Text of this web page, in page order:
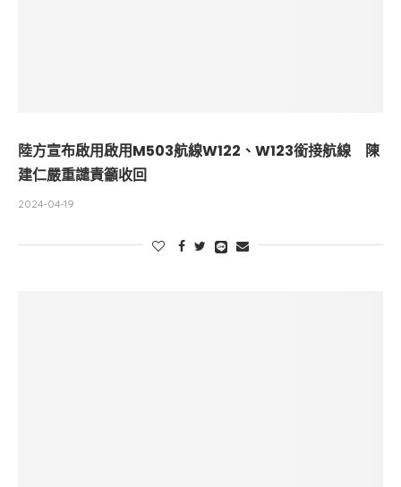
陸方宣布啟用啟用M503航線W122、W123銜接航線 陳
建仁嚴重譴責籲收回
2024-04-19